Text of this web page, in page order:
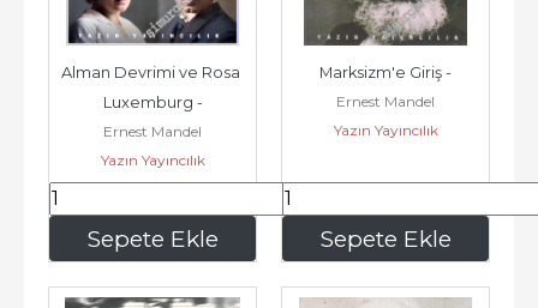
Sepete Ekle
Alman Devrimi ve Rosa
Luxemburg -
Ernest Mandel
Yazın Yayıncılık
168,00 Sepete Ekle
Marksizm'e Giriş -
Ernest Mandel
Yazın Yayıncılık
280,00